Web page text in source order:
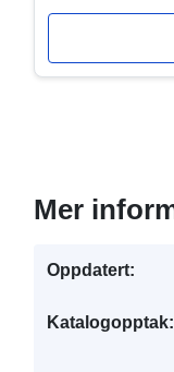
Mer
Oppdatert:
Katalogopptak: